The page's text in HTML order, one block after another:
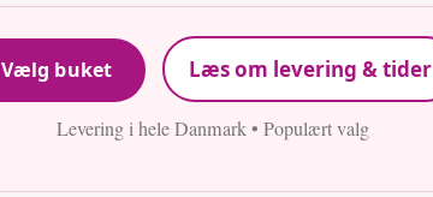
Vælg buket Læs om levering & tider
Levering i hele Danmark • Populært valg